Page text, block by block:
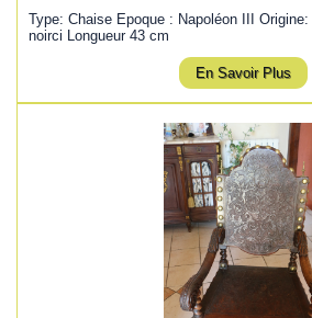
Type: Chaise Epoque : Napoléon III
noirci Longueur 43 cm
En Savoir Plus